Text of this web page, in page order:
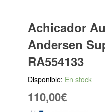
Achicador
Andersen
RA554133
Disponible: En stock
110,00€